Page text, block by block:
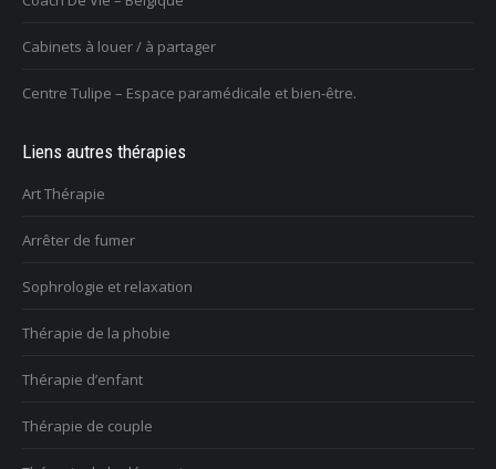
Cabinets à louer / à partager
Centre Tulipe – Espace paramédicale et bien-être.
Liens autres thérapies
Art Thérapie
Arrêter de fumer
Sophrologie et relaxation
Thérapie de la phobie
Thérapie d’enfant
Thérapie de couple